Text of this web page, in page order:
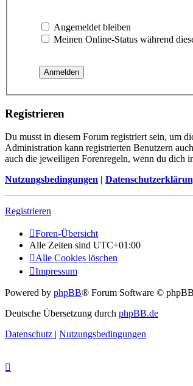
Angemeldet bleiben
Meinen Online-Status während
Registrieren
Du musst in diesem Forum registriert sein, um
Administration kann registrierten Benutzern
auch die jeweiligen Forenregeln, wenn du dich
Nutzungsbedingungen |
Registrieren
Foren-Übersicht
Alle Zeiten sind UTC+01:00
Alle Cookies löschen
Impressum
Powered by phpBB® Forum Software ©
Deutsche Übersetzung durch phpBB.de
Datenschutz | Nutzungsbedingungen